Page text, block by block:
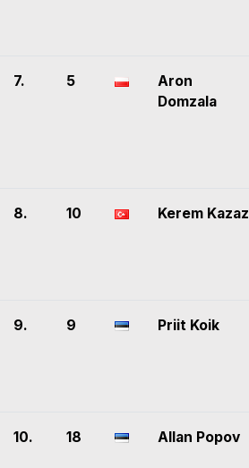
7. 5
Aron
Domzala
8. 10 Kerem Kazaz
9. 9 Priit Koik
10. 18 Allan Popov